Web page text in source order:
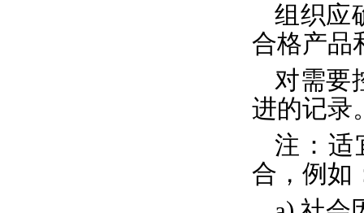
组织应
合格产品
对需要
进的记录
注：适
合，例如